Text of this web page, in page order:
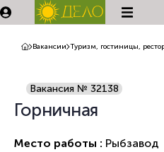
Вакансии Туризм, гостиницы,
Горничная
Место работы : Рыбзавод
Вакансия № 32138